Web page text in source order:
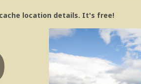
location details. It's free!